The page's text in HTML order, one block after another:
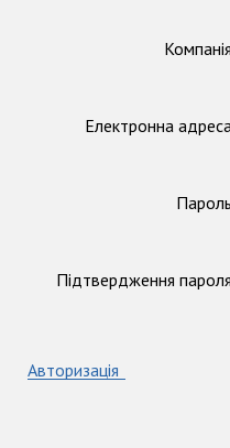
Електронна
Підтвердження
Авторизація